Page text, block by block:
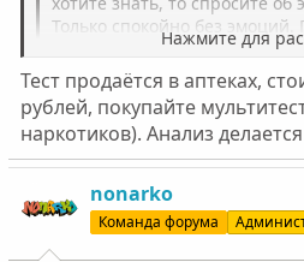
Только спокойно без эмоций.
тест. И ещё вопрос: шприцы
(такие тоненькие) или
Нажмите для
Спрашивала, муж очень сильно
навешиваю ярлыки на него,
реакция была агрессивная, ни
если просто совпадения - то
тест какой? это в
вроде инсулинки, но было это
Нажмите для
Тест продаётся в аптеках,
рублей, покупайте
наркотиков). Анализ
nonarko
Команда форума